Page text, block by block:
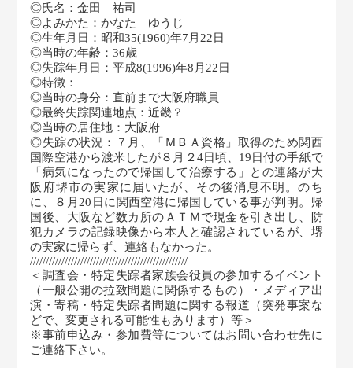
◎氏名：金田 祐司
◎よみかた：かなた ゆうじ
◎生年月日：昭和35(1960)年7月22日
◎当時の年齢：36歳
◎失踪年月日：平成8(1996)年8月22日
◎特徴：
◎当時の身分：直前まで大阪府職員
◎最終失踪関連地点：近畿？
◎当時の居住地：大阪府
◎失踪の状況：７月、「ＭＢＡ資格」取得のため関西
国際空港から渡米したが８月２4日頃、19日付の手紙で
「病気になったので帰国して治療する」との連絡が大
阪府堺市の実家に届いたが、その後消息不明。のち
に、８月20日に関西空港に帰国している事が判明。帰
国後、大阪など数カ所のＡＴＭで現金を引き出し、防
犯カメラの記録映像から本人と確認されているが、堺
の実家に帰らず、連絡もなかった。
//////////////////////////////////////////////////
＜調査会・特定失踪者家族会役員の参加するイベント
（一般公開の拉致問題に関係するもの）・メディア出
演・寄稿・特定失踪者問題に関する報道（突発事案な
どで、変更される可能性もあります）等＞
※事前申込み・参加費等についてはお問い合わせ先に
ご連絡下さい。